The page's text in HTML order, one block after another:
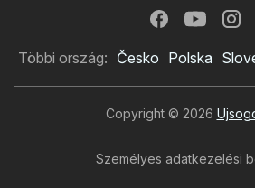
Többi ország: Česko Polska
Copyright © 2026
Személyes adatkezelési